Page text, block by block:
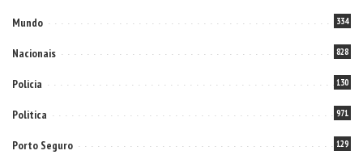
Mundo 334
Nacionais 828
Policia 130
Politica 971
Porto Seguro 129